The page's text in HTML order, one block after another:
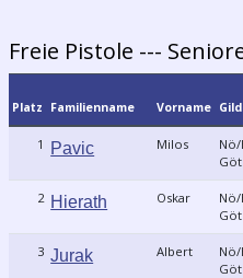
Freie Pistole ---
Platz Familienname Vorname
1 Pavic Milos
Nö/
2 Hierath Oskar
Nö/
3 Jurak Albert
Nö/